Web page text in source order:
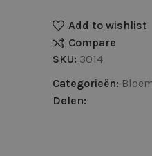
Add to wishlist
Compare
SKU: 3014
Categorieën:
Delen: